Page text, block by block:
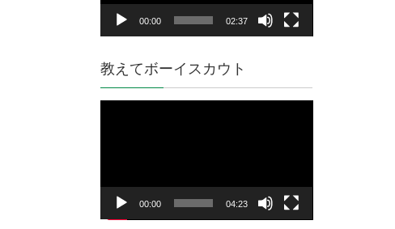
00:00 02:37
教えてボーイスカウト
00:00 04:23